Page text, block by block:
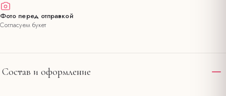
Фото перед отправкой
Согласуем букет
Состав и оформление